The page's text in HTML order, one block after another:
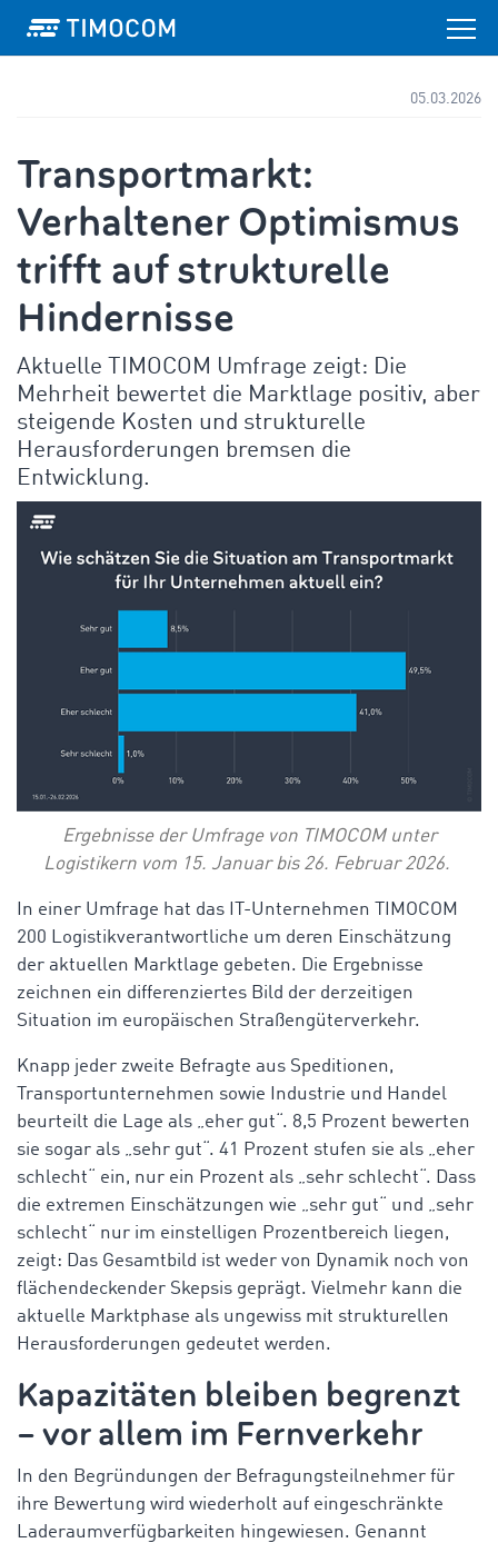
05.03.2026
Transportmarkt:
Verhaltener Optimismus
trifft auf strukturelle
Hindernisse
Aktuelle TIMOCOM Umfrage zeigt: Die
Mehrheit bewertet die Marktlage positiv, aber
steigende Kosten und strukturelle
Herausforderungen bremsen die
Entwicklung.
Ergebnisse der Umfrage von TIMOCOM unter
Logistikern vom 15. Januar bis 26. Februar 2026.
In einer Umfrage hat das IT-Unternehmen TIMOCOM
200 Logistikverantwortliche um deren Einschätzung
der aktuellen Marktlage gebeten. Die Ergebnisse
zeichnen ein differenziertes Bild der derzeitigen
Situation im europäischen Straßengüterverkehr.
Knapp jeder zweite Befragte aus Speditionen,
Transportunternehmen sowie Industrie und Handel
beurteilt die Lage als „eher gut“. 8,5 Prozent bewerten
sie sogar als „sehr gut“. 41 Prozent stufen sie als „eher
schlecht“ ein, nur ein Prozent als „sehr schlecht“. Dass
die extremen Einschätzungen wie „sehr gut“ und „sehr
schlecht“ nur im einstelligen Prozentbereich liegen,
zeigt: Das Gesamtbild ist weder von Dynamik noch von
flächendeckender Skepsis geprägt. Vielmehr kann die
aktuelle Marktphase als ungewiss mit strukturellen
Herausforderungen gedeutet werden.
Kapazitäten bleiben begrenzt
– vor allem im Fernverkehr
In den Begründungen der Befragungsteilnehmer für
ihre Bewertung wird wiederholt auf eingeschränkte
Laderaumverfügbarkeiten hingewiesen. Genannt